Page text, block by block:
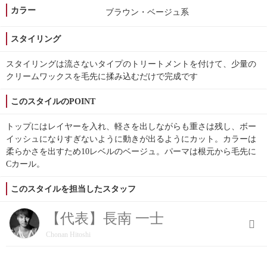
カラー ブラウン・ベージュ系
スタイリング
スタイリングは流さないタイプのトリートメントを付けて、少量の
クリームワックスを毛先に揉み込むだけで完成です
このスタイルのPOINT
トップにはレイヤーを入れ、軽さを出しながらも重さは残し、ボー
イッシュになりすぎないように動きが出るようにカット。カラーは
柔らかさを出すため10レベルのベージュ。パーマは根元から毛先に
Cカール。
このスタイルを担当したスタッフ
【代表】長南 一士
Chonan Hitoshi